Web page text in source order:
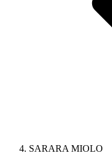
SARARA MIOLO